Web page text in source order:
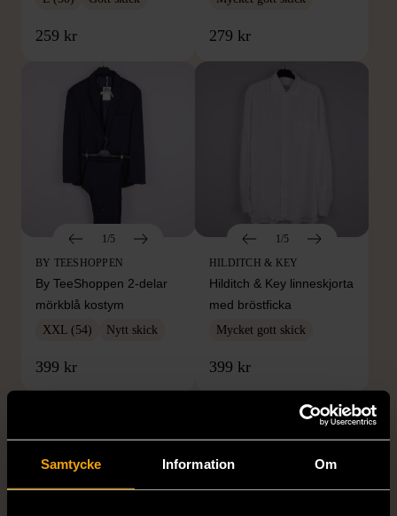
Samtycke Information Om
259 kr 279 kr
1/5
BY TEESHOPPEN
By TeeShoppen 2-delar
mörkblå kostym
XXL (54) Nytt skick
399 kr
1/5
HILDITCH & KEY
Hilditch & Key linneskjorta
med bröstficka
Mycket gott skick
399 kr